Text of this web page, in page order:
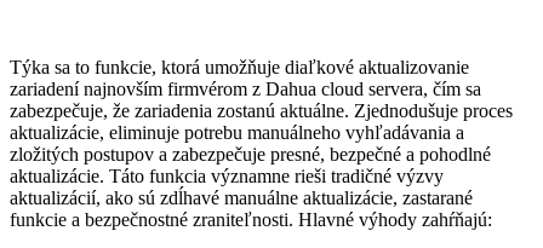
Týka sa to funkcie, ktorá umožňuje diaľkové aktualizovanie
zariadení najnovším firmvérom z Dahua cloud servera, čím sa
zabezpečuje, že zariadenia zostanú aktuálne. Zjednodušuje proces
aktualizácie, eliminuje potrebu manuálneho vyhľadávania a
zložitých postupov a zabezpečuje presné, bezpečné a pohodlné
aktualizácie. Táto funkcia významne rieši tradičné výzvy
aktualizácií, ako sú zdĺhavé manuálne aktualizácie, zastarané
funkcie a bezpečnostné zraniteľnosti. Hlavné výhody zahŕňajú: